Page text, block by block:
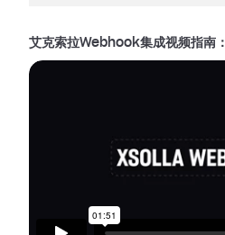
艾克索拉Webhook集成视频指南：